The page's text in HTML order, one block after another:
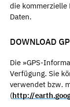
die
Daten.
DOWNLOAD
Die »GPS-
Verfügung. Sie
verwendet bzw.
(http://